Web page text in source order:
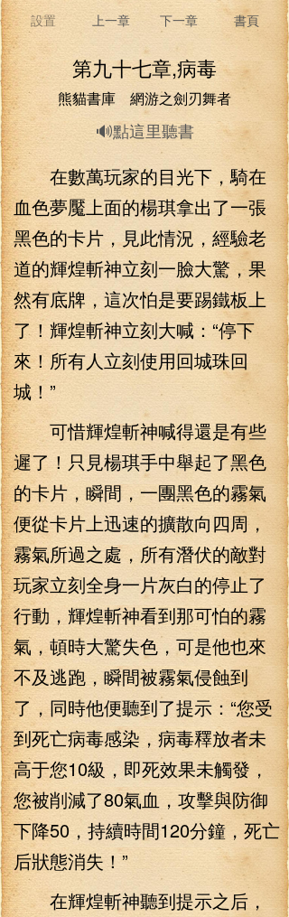
設置 上一章 下一章 書頁
第九十七章,病毒
熊貓書庫 網游之劍刃舞者
🔊點這里聽書
在數萬玩家的目光下，騎在
血色夢魘上面的楊琪拿出了一張
黑色的卡片，見此情況，經驗老
道的輝煌斬神立刻一臉大驚，果
然有底牌，這次怕是要踢鐵板上
了！輝煌斬神立刻大喊：“停下
來！所有人立刻使用回城珠回
城！”
可惜輝煌斬神喊得還是有些
遲了！只見楊琪手中舉起了黑色
的卡片，瞬間，一團黑色的霧氣
便從卡片上迅速的擴散向四周，
霧氣所過之處，所有潛伏的敵對
玩家立刻全身一片灰白的停止了
行動，輝煌斬神看到那可怕的霧
氣，頓時大驚失色，可是他也來
不及逃跑，瞬間被霧氣侵蝕到
了，同時他便聽到了提示：“您受
到死亡病毒感染，病毒釋放者未
高于您10級，即死效果未觸發，
您被削減了80氣血，攻擊與防御
下降50，持續時間120分鐘，死亡
后狀態消失！”
在輝煌斬神聽到提示之后，